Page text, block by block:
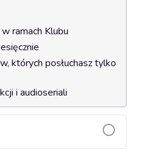
ramach Klubu
których posłuchasz tylko
i audioseriali
koszyka